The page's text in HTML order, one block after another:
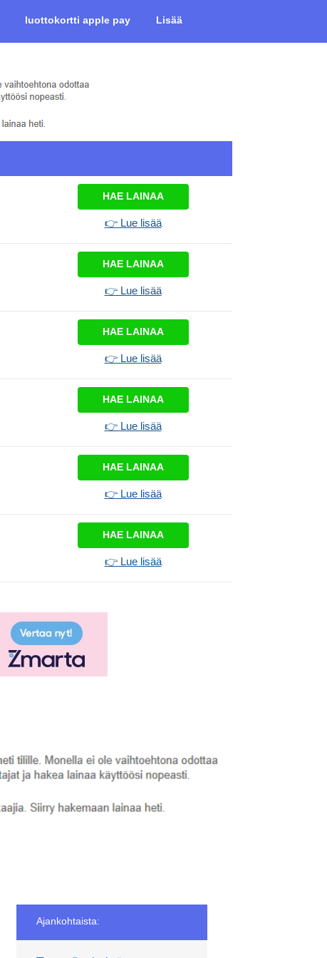
luottokortti apple pay Lisää
HAE LAINAA
👉 Lue lisää
HAE LAINAA
👉 Lue lisää
HAE LAINAA
👉 Lue lisää
HAE LAINAA
👉 Lue lisää
HAE LAINAA
👉 Lue lisää
HAE LAINAA
👉 Lue lisää
Ajankohtaista: